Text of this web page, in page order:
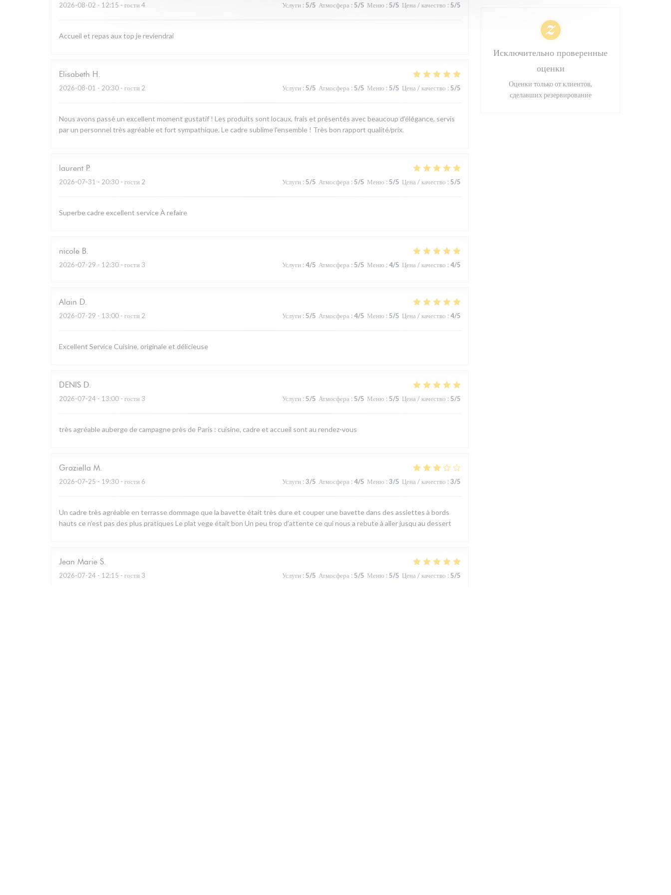
2026-08-02 - 12:15 - гости 4 Услуги : 5/5 Атмосфера : 5/5 Меню :5/5 Цена / качество :5/5
Accueil et repas aux top je reviendrai
Elisabeth H
2026-08-01 - 20:30 - гости 2 Услуги : 5/5 Атмосфера : 5/5 Меню : 5/5 Цена / качество : 5/5
Nous avons passé un excellent moment gustatif ! Les produits sont locaux, frais et présentés avec beaucoup d'élégance, servis
par un personnel très agréable et fort sympathique. Le cadre sublime l'ensemble ! Très bon rapport qualité/prix.
laurent P
2026-07-31 - 20:30 - гости 2 Услуги : 5/5 Атмосфера : 5/5 Меню : 5/5 Цена / качество : 5/5
Superbe cadre excellent service À refaire
nicole B
2026-07-29 - 12:30 - гости 3 Услуги : 4/5 Атмосфера : 5/5 Меню : 4/5 Цена / качество : 4/5
Alain D
2026-07-29 - 13:00 - гости 2 Услуги : 5/5 Атмосфера : 4/5 Меню : 5/5 Цена / качество : 4/5
Excellent Service Cuisine, originale et délicieuse
DENIS D
2026-07-24 - 13:00 - гости 3 Услуги : 5/5 Атмосфера : 5/5 Меню : 5/5 Цена / качество : 5/5
très agréable auberge de campagne près de Paris : cuisine, cadre et accueil sont au rendez-vous
Graziella M
2026-07-25 - 19:30 - гости 6 Услуги : 3/5 Атмосфера : 4/5 Меню : 3/5 Цена / качество : 3/5
Un cadre très agréable en terrasse dommage que la bavette était très dure et couper une bavette dans des assiettes à bords
hauts ce n’est pas des plus pratiques Le plat vege était bon Un peu trop d’attente ce qui nous a rebute à aller jusqu au dessert
Jean Marie S
2026-07-24 - 12:15 - гости 3 Услуги : 5/5 Атмосфера : 5/5 Меню : 5/5 Цена / качество : 5/5
Исключительно проверенные
оценки
Оценки только от клиентов,
сделавших резервирование